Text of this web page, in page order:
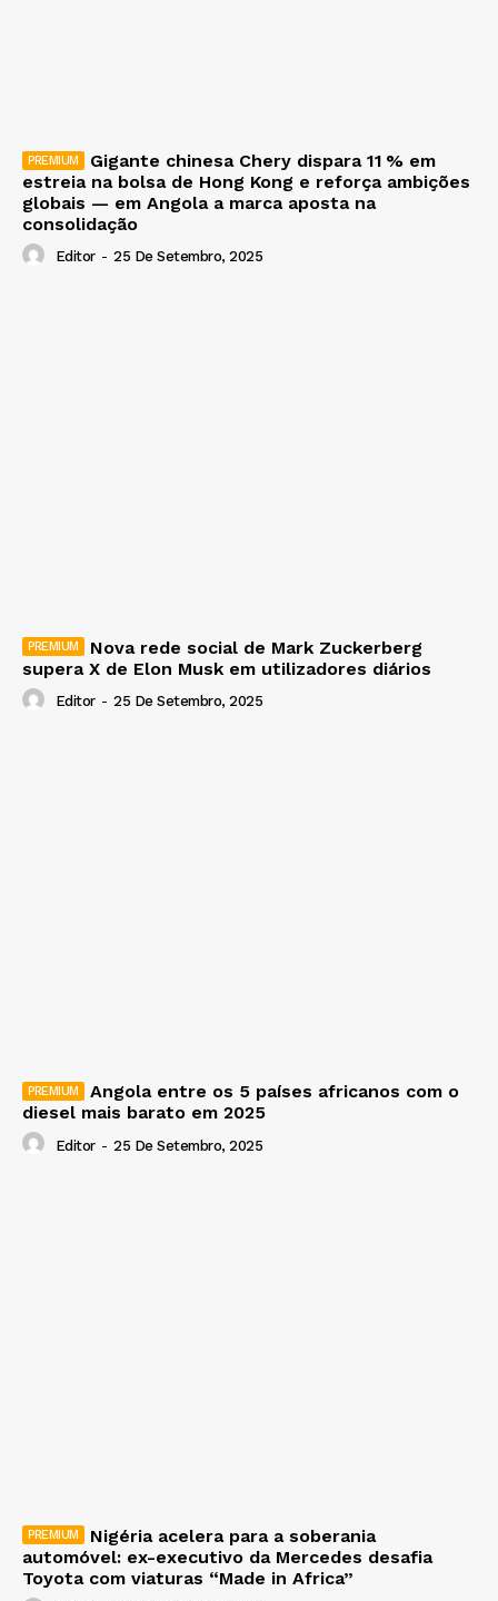
Gigante chinesa Chery dispara 11 % em
estreia na bolsa de Hong Kong e reforça ambições
globais — em Angola a marca aposta na
consolidação
Editor - 25 De Setembro, 2025
Nova rede social de Mark Zuckerberg
supera X de Elon Musk em utilizadores diários
Editor - 25 De Setembro, 2025
Angola entre os 5 países africanos com o
diesel mais barato em 2025
Editor - 25 De Setembro, 2025
Nigéria acelera para a soberania
automóvel: ex-executivo da Mercedes desafia
Toyota com viaturas “Made in Africa”